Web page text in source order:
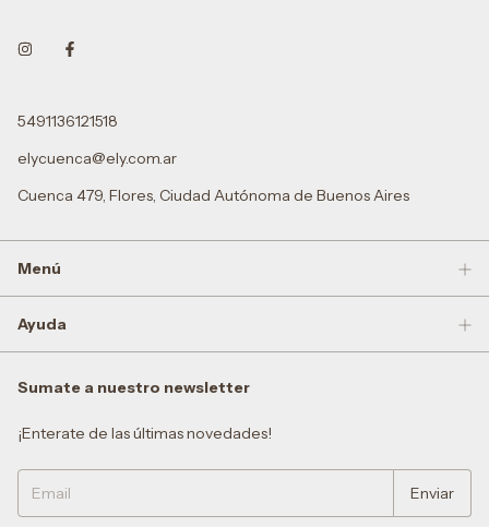
5491136121518
elycuenca@ely.com.ar
Cuenca 479, Flores, Ciudad Autónoma de Buenos Aires
Menú
Ayuda
Sumate a nuestro newsletter
¡Enterate de las últimas novedades!